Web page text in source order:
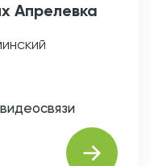
Апрелевка